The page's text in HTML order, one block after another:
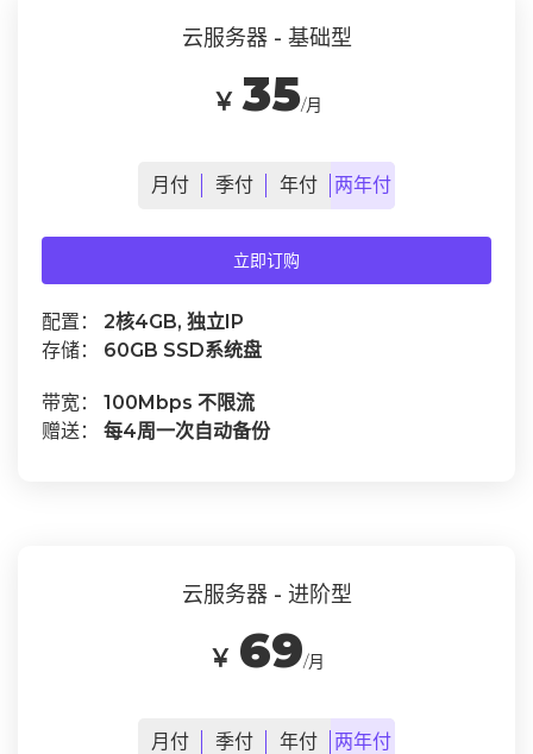
云服务器 - 基础型
￥35/月
月 付 季付 年付 两年付
立即订购
配置： 2核4GB, 独立IP
存储： 60GB SSD系统盘
带宽： 100Mbps 不限流
赠送： 每4周一次自动备份
云服务器 - 进阶型
￥ 69/月
月 付 季付 年付 两年付